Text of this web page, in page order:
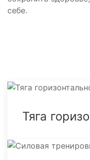
себе.
Тяга